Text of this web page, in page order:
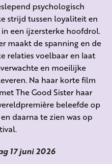
psychologisch
strijd tussen loyaliteit en
een ijzersterke hoofdrol.
maakt de spanning en de
relaties voelbaar en laat
en moeilijke
Na haar korte film
The Good Sister haar
beleefde op
daarna te zien was op
17 juni 2026